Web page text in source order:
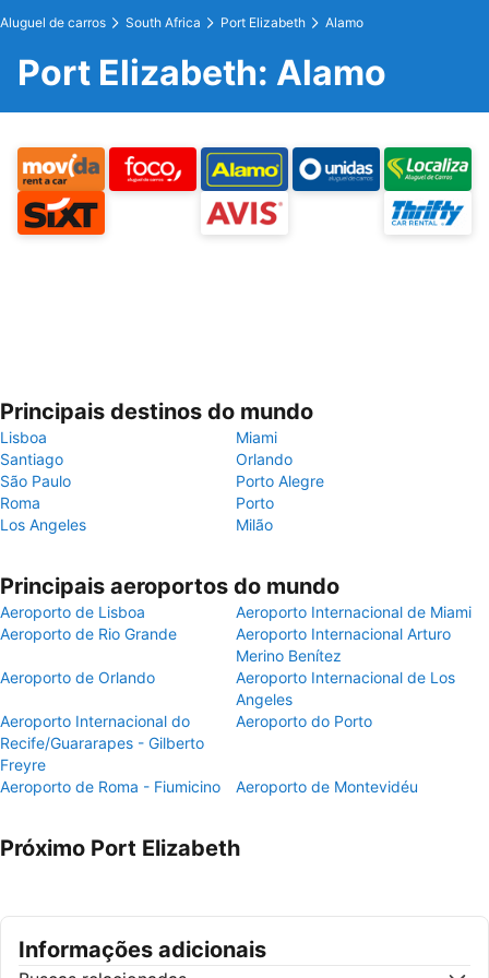
Aluguel de carros South Africa Port Elizabeth Alamo
Port Elizabeth: Alamo
Principais destinos do mundo
Lisboa
Miami
Santiago
Orlando
São Paulo
Porto Alegre
Roma
Porto
Los Angeles
Milão
Principais aeroportos do mundo
Aeroporto de Lisboa
Aeroporto Internacional de Miami
Aeroporto de Rio Grande
Aeroporto Internacional Arturo
Merino Benítez
Aeroporto de Orlando
Aeroporto Internacional de Los
Angeles
Aeroporto Internacional do
Recife/Guararapes - Gilberto
Freyre
Aeroporto do Porto
Aeroporto de Roma - Fiumicino Aeroporto de Montevidéu
Próximo Port Elizabeth
Informações adicionais